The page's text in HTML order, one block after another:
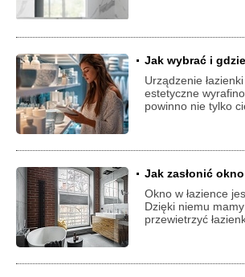
Jak wybrać i
Urządzenie
estetyczne
powinno nie tylko
Jak zasłonić
Okno w łazience
Dzięki niemu
przewietrzyć